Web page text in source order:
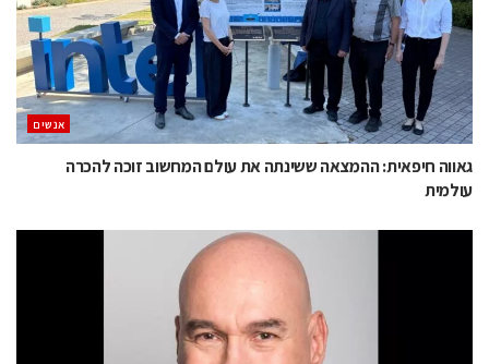
אנשים
גאווה חיפאית: ההמצאה ששינתה את עולם המחשוב זוכה להכרה
עולמית